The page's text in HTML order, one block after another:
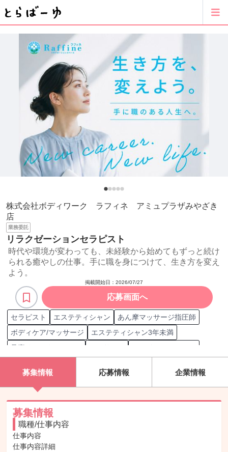
株式会社ボディワーク ラフィネ アミュプラザみやざき
店
業務委託
リラクゼーションセラピスト
時代や環境が変わっても、未経験から始めてもずっと続け
られる癒やしの仕事。手に職を身につけて、生き方を変え
よう。
掲載開始日： 2026/07/27
応募画面へ
セラピスト エステティシャン
あん摩マッサージ指圧師
ボディケア/マッサージ
エステティシャン3年未満
足裏リフレクソロジー
ふくらはぎマッサージ
リフレクソロジスト3年未満
フットネイル
リハビリテーションセラピスト
美容/リラクゼーションサービス
整体ボディケアセラピスト
募集情報 応募情報 企業情報
募集情報
職種/仕事内容
仕事内容
仕事内容詳細